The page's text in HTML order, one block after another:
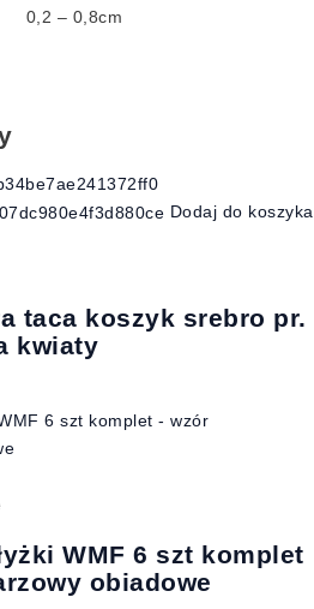
0,2 – 0,8cm
Dodaj do koszyka
taca koszyk srebro pr.
kwiaty
WMF 6 szt komplet
obiadowe